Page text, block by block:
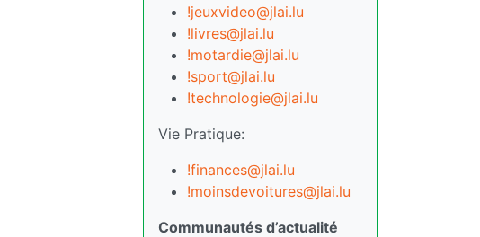
!jeuxvideo@jlai.lu
!livres@jlai.lu
!motardie@jlai.lu
!sport@jlai.lu
!technologie@jlai.lu
Vie Pratique:
!finances@jlai.lu
!moinsdevoitures@jlai.lu
Communautés d’actualité